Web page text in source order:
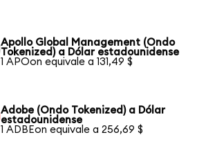
Apollo Global Management (Ondo
Tokenized) a Dólar estadounidense
1 APOon equivale a 131,49 $
Adobe (Ondo Tokenized) a Dólar
estadounidense
1 ADBEon equivale a 256,69 $